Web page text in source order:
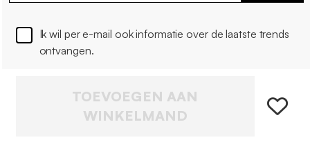
Ik wil per e-mail ook informatie over de laatste trends
ontvangen.
TOEVOEGEN AAN
WINKELMAND